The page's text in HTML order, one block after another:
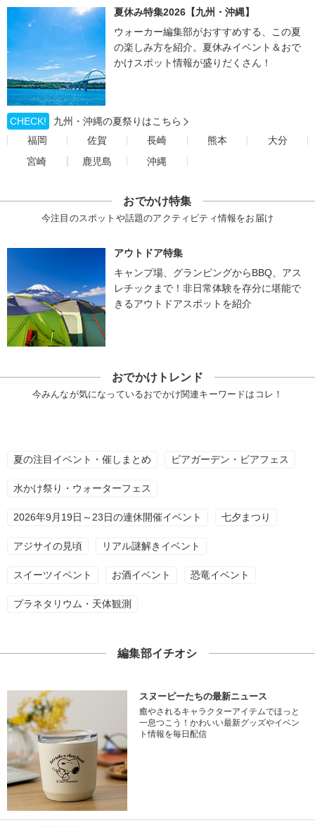
夏休み特集2026【九州・沖縄】
ウォーカー編集部がおすすめする、この夏
の楽しみ方を紹介。夏休みイベント＆おで
かけスポット情報が盛りだくさん！
CHECK!
九州・沖縄の夏祭りはこちら
福岡
佐賀 長崎 熊本
大分
宮崎
鹿児島 沖縄
おでかけ特集
今注目のスポットや話題のアクティビティ情報をお届け
アウトドア特集
キャンプ場、グランピングからBBQ、アス
レチックまで！非日常体験を存分に堪能で
きるアウトドアスポットを紹介
おでかけトレンド
今みんなが気になっているおでかけ関連キーワードはコレ！
夏の注目イベント・催しまとめ ビアガーデン・ビアフェス
水かけ祭り・ウォーターフェス
2026年9月19日～23日の連休開催イベント 七夕まつり
アジサイの見頃 リアル謎解きイベント
スイーツイベント お酒イベント 恐竜イベント
プラネタリウム・天体観測
編集部イチオシ
スヌーピーたちの最新ニュース
癒やされるキャラクターアイテムでほっと
一息つこう！かわいい最新グッズやイベン
ト情報を毎日配信